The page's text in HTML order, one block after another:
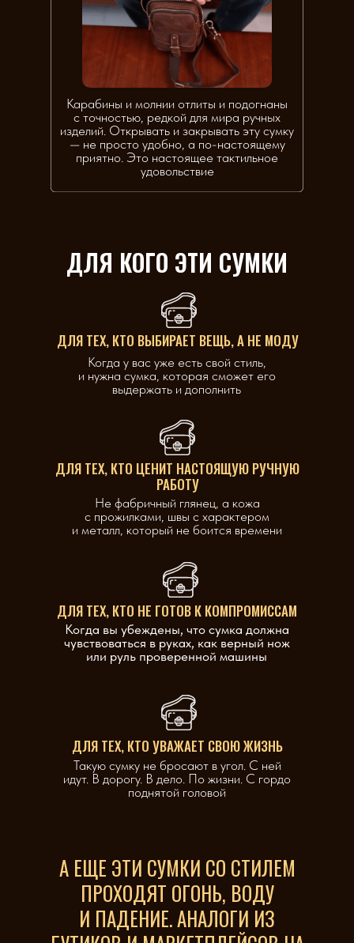
Карабины и молнии отлиты и подогнаны
с точностью, редкой для мира ручных
изделий. Открывать и закрывать эту сумку
— не просто удобно, а по-настоящему
приятно. Это настоящее тактильное
удовольствие
ДЛЯ ТЕХ, КТО ВЫБИРАЕТ ВЕЩЬ, А НЕ МОДУ
Когда у вас уже есть свой стиль,
и нужна сумка, которая сможет его
выдержать и дополнить
Не фабричный глянец, а кожа
с прожилками, швы с характером
и металл, который не боится времени
ДЛЯ ТЕХ, КТО ЦЕНИТ НАСТОЯЩУЮ РУЧНУЮ
РАБОТУ
ДЛЯ ТЕХ, КТО УВАЖАЕТ СВОЮ ЖИЗНЬ
ДЛЯ КОГО ЭТИ СУМКИ
Такую сумку не бросают в угол. С ней
идут. В дорогу. В дело. По жизни. С гордо
поднятой головой
Когда вы убеждены, что сумка должна
чувствоваться в руках, как верный нож
или руль проверенной машины
ДЛЯ ТЕХ, КТО НЕ ГОТОВ К КОМПРОМИССАМ
А ЕЩЕ ЭТИ СУМКИ СО СТИЛЕМ
ПРОХОДЯТ ОГОНЬ, ВОДУ
И ПАДЕНИЕ. АНАЛОГИ ИЗ